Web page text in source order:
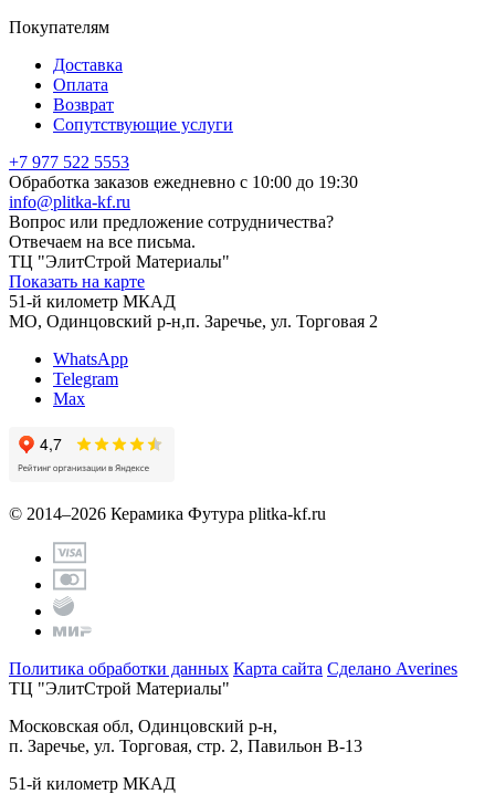
Покупателям
Доставка
Оплата
Возврат
Сопутствующие услуги
+7 977 522 5553
Обработка заказов ежедневно с 10:00 до 19:30
info@plitka-kf.ru
Вопрос или предложение сотрудничества?
Отвечаем на все письма.
ТЦ "ЭлитСтрой Материалы"
Показать на карте
51-й километр МКАД
МО, Одинцовский р-н,п. Заречье, ул. Торговая 2
WhatsApp
Telegram
Max
© 2014–2026 Керамика Футура plitka-kf.ru
Политика обработки данных Карта сайта Сделано Averines
ТЦ "ЭлитСтрой Материалы"
Московская обл, Одинцовский р-н,
п. Заречье, ул. Торговая, стр. 2, Павильон В-13
51-й километр МКАД